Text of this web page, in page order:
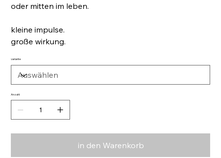
oder mitten im leben.
kleine impulse.
große wirkung.
variante
Anzahl
in den Warenkorb